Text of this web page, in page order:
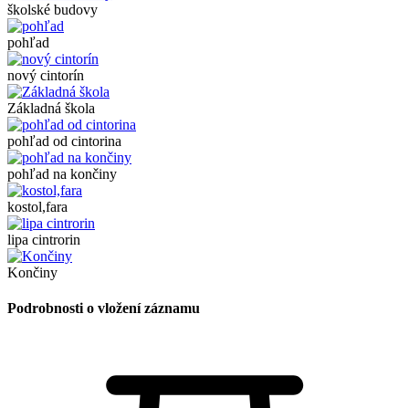
školské budovy
pohľad
nový cintorín
Základná škola
pohľad od cintorina
pohľad na končiny
kostol,fara
lipa cintrorin
Končiny
Podrobnosti o vložení záznamu